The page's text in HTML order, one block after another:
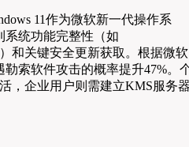
11作为微软新一代操作系
系统功能完整性（如
和关键安全更新获取。根据微软
索软件攻击的概率提升47%。
，企业用户则需建立KMS服务